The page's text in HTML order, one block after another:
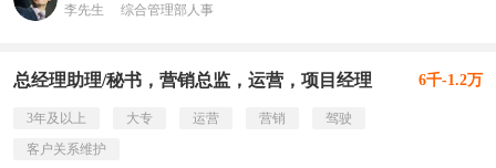
李先生 综合管理部人事
总经理助理/秘书，营销总监，运营，项目经理 6千-1.2万
3年及以上 大专 运营 营销
驾驶
客户关系维护